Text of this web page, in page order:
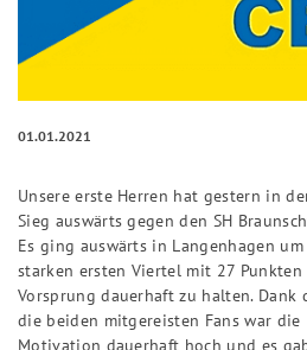
01.01.2021
Unsere erste Herren hat gestern in
Sieg auswärts gegen den SH
Es ging auswärts in Langenhagen
starken ersten Viertel mit 27
Vorsprung dauerhaft zu halten.
die beiden mitgereisten Fans war die
Motivation dauerhaft hoch und es